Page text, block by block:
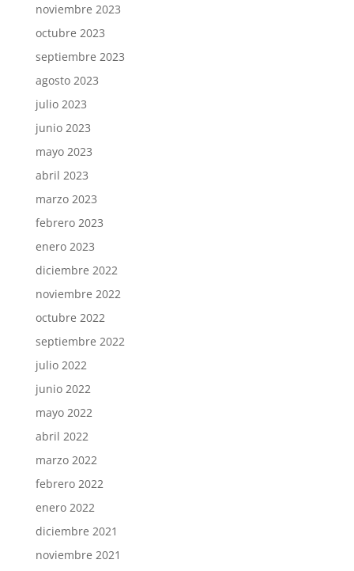
noviembre 2023
octubre 2023
septiembre 2023
agosto 2023
julio 2023
junio 2023
mayo 2023
abril 2023
marzo 2023
febrero 2023
enero 2023
diciembre 2022
noviembre 2022
octubre 2022
septiembre 2022
julio 2022
junio 2022
mayo 2022
abril 2022
marzo 2022
febrero 2022
enero 2022
diciembre 2021
noviembre 2021